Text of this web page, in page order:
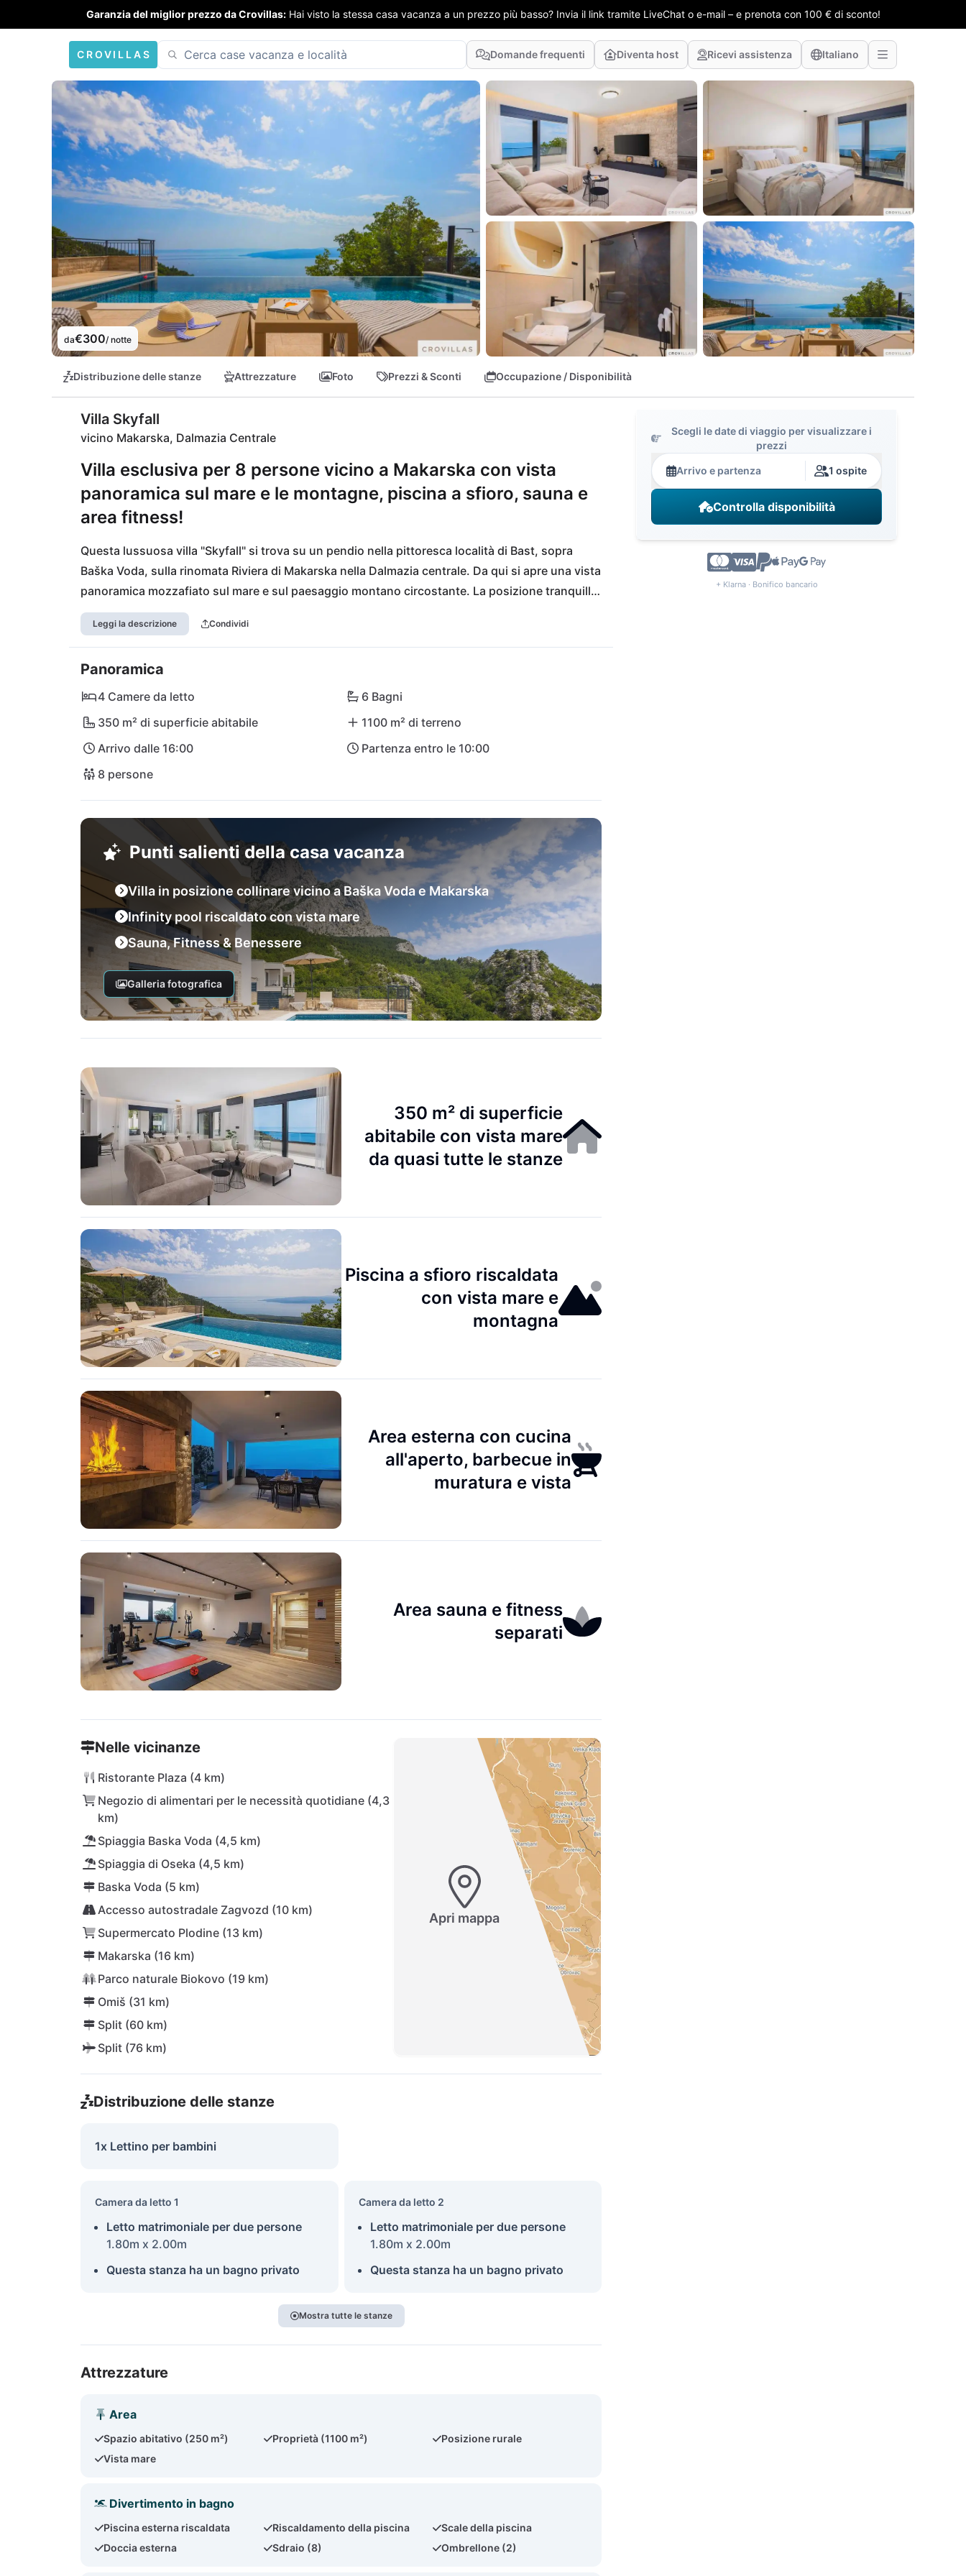
Garanzia del miglior prezzo da Crovillas: Hai visto la stessa casa vacanza a un prezzo più basso? Invia il link tramite LiveChat o e-mail – e prenota con 100 € di sconto!
CROVILLAS Domande frequenti Diventa host Ricevi assistenza Italiano
da€300/ notte
Distribuzione delle stanze Attrezzature Foto Prezzi & Sconti Occupazione / Disponibilità
Villa Skyfall
vicino Makarska, Dalmazia Centrale
Villa esclusiva per 8 persone vicino a Makarska con vista
panoramica sul mare e le montagne, piscina a sfioro, sauna e
area fitness!
Questa lussuosa villa "Skyfall" si trova su un pendio nella pittoresca località di Bast, sopra
Baška Voda, sulla rinomata Riviera di Makarska nella Dalmazia centrale. Da qui si apre una vista
panoramica mozzafiato sul mare e sul paesaggio montano circostante. La posizione tranquilla
e rialzata offre molta privacy e ampiezza, mentre le spiagge di Baška Voda, la vivace città di
Makarska, i ristoranti e le opportunità di svago sono raggiungibili in pochi minuti di auto. Così,
la villa unisce la vita immersa nella natura con la vicinanza a una delle località costiere più
amate della Croazia.
Leggi la descrizione Condividi
Panoramica
4 Camere da letto
6 Bagni
350 m² di superficie abitabile
1100 m² di terreno
Arrivo dalle 16:00
Partenza entro le 10:00
8 persone
Punti salienti della casa vacanza
Villa in posizione collinare vicino a Baška Voda e Makarska
Infinity pool riscaldato con vista mare
Sauna, Fitness & Benessere
Galleria fotografica
350 m² di superficie
abitabile con vista mare
da quasi tutte le stanze
Piscina a sfioro riscaldata
con vista mare e
montagna
Area esterna con cucina
all'aperto, barbecue in
muratura e vista
Area sauna e fitness
separati
Nelle vicinanze
Ristorante Plaza (4 km)
Negozio di alimentari per le necessità quotidiane (4,3
km)
Spiaggia Baska Voda (4,5 km)
Spiaggia di Oseka (4,5 km)
Baska Voda (5 km)
Accesso autostradale Zagvozd (10 km)
Supermercato Plodine (13 km)
Makarska (16 km)
Parco naturale Biokovo (19 km)
Omiš (31 km)
Split (60 km)
Split (76 km)
Apri mappa
Distribuzione delle stanze
1x Lettino per bambini
Camera da letto 1
Letto matrimoniale per due persone
1.80m x 2.00m
Questa stanza ha un bagno privato
Camera da letto 2
Letto matrimoniale per due persone
1.80m x 2.00m
Questa stanza ha un bagno privato
Mostra tutte le stanze
Attrezzature
Area
Spazio abitativo (250 m²) Proprietà (1100 m²)
Posizione rurale
Vista mare
Divertimento in bagno
Piscina esterna riscaldata Riscaldamento della piscina
Scale della piscina
Doccia esterna
Sdraio (8) Ombrellone (2)
Scegli le date di viaggio per visualizzare i
prezzi
Arrivo e partenza 1 ospite
Controlla disponibilità
+ Klarna · Bonifico bancario